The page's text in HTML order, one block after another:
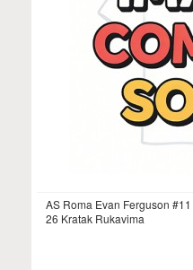
AS Roma Evan Ferguson
26 Kratak Rukavima